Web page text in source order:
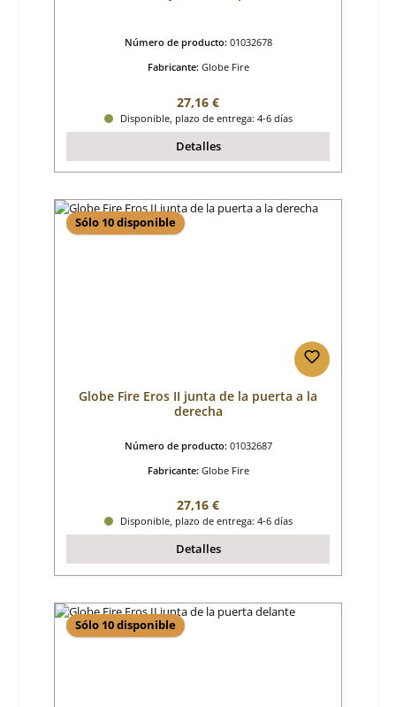
Número de producto: 01032678
Fabricante: Globe Fire
Precio normal:
27,16 €
Disponible, plazo de entrega: 4-6 días
Detalles
Sólo 10 disponible
Globe Fire Eros II junta de la puerta a la
derecha
Número de producto: 01032687
Fabricante: Globe Fire
Precio normal:
27,16 €
Disponible, plazo de entrega: 4-6 días
Detalles
Sólo 10 disponible